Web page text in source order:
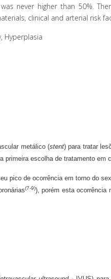
never higher than 50%.
clinical and arterial risk
Hyperplasia
metálico (stent) para tratar
primeira escolha de tratamento em
pico de ocorrência em torno do
(7-9)), porém esta ocorrência